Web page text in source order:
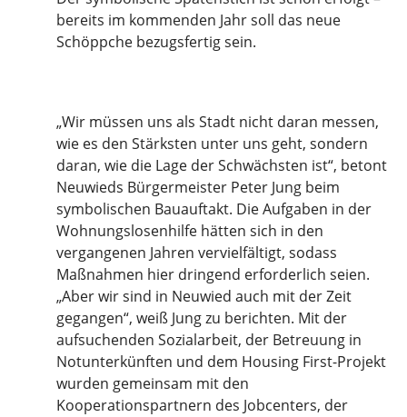
bereits im kommenden Jahr soll das neue
Schöppche bezugsfertig sein.
„Wir müssen uns als Stadt nicht daran messen,
wie es den Stärksten unter uns geht, sondern
daran, wie die Lage der Schwächsten ist“, betont
Neuwieds Bürgermeister Peter Jung beim
symbolischen Bauauftakt. Die Aufgaben in der
Wohnungslosenhilfe hätten sich in den
vergangenen Jahren vervielfältigt, sodass
Maßnahmen hier dringend erforderlich seien.
„Aber wir sind in Neuwied auch mit der Zeit
gegangen“, weiß Jung zu berichten. Mit der
aufsuchenden Sozialarbeit, der Betreuung in
Notunterkünften und dem Housing First-Projekt
wurden gemeinsam mit den
Kooperationspartnern des Jobcenters, der